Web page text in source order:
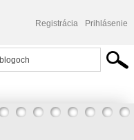
Registrácia Prihlásenie